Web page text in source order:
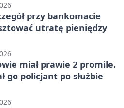
przy bankomacie
utratę pieniędzy
miał prawie 2 promile.
go policjant po służbie